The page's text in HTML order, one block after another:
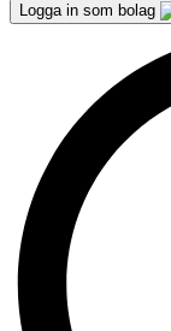
Logga in som bolag